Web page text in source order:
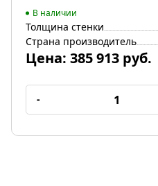
В наличии
Толщина стенки
Страна производитель
Цена: 385 913 руб.
-